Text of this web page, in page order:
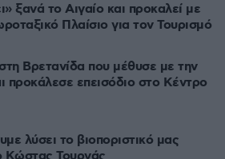
ξανά το Αιγαίο και προκαλεί με
Πλαίσιο για τον Τουρισμό
Βρετανίδα που μέθυσε με την
προκάλεσε επεισόδιο στο Κέντρο
λύσει το βιοποριστικό μας